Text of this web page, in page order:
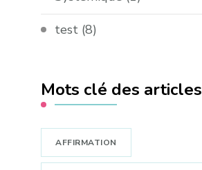
test (8)
Mots clé des articles
AFFIRMATION